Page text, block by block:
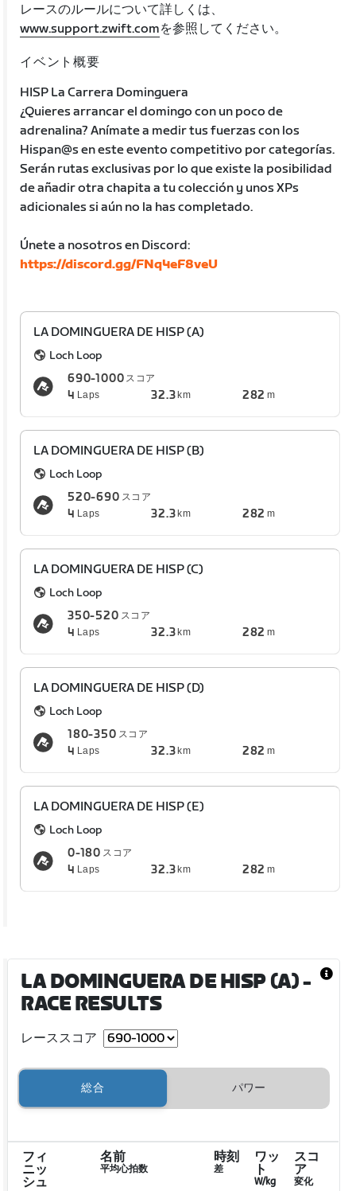
レースのルールについて詳しくは、
www.support.zwift.comを参照してください。
イベント概要
HISP La Carrera Dominguera
¿Quieres arrancar el domingo con un poco de
adrenalina? Anímate a medir tus fuerzas con los
Hispan@s en este evento competitivo por categorías.
Serán rutas exclusivas por lo que existe la posibilidad
de añadir otra chapita a tu colección y unos XPs
adicionales si aún no la has completado.
Únete a nosotros en Discord:
https://discord.gg/FNq4eF8veU
LA DOMINGUERA DE HISP (A)
Loch Loop
690-1000 スコア
4 Laps 32.3 km 282 m
LA DOMINGUERA DE HISP (B)
Loch Loop
520-690 スコア
4 Laps 32.3 km 282 m
LA DOMINGUERA DE HISP (C)
Loch Loop
350-520 スコア
4 Laps 32.3 km 282 m
LA DOMINGUERA DE HISP (D)
Loch Loop
180-350 スコア
4 Laps 32.3 km 282 m
LA DOMINGUERA DE HISP (E)
Loch Loop
0-180 スコア
4 Laps 32.3 km 282 m
LA DOMINGUERA DE HISP (A)-
RACE RESULTS
レーススコア
総合 パワー
フィ
ニッ
シュ
名前
平均心拍数
時刻
差
ワッ
ト
W/kg
スコ
ア
変化